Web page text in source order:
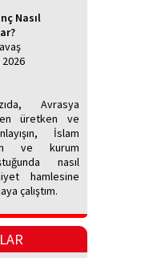
Nasıl
2026
Avrasya
üretken ve
İslam
ve kurum
nasıl
hamlesine
çalıştım.